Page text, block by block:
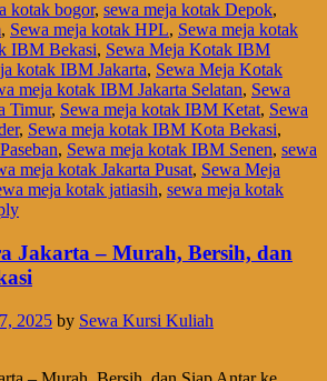
kotak bogor, sewa meja kotak Depok,
, Sewa meja kotak HPL, Sewa meja kotak
IBM Bekasi, Sewa Meja Kotak IBM
kotak IBM Jakarta, Sewa Meja Kotak
meja kotak IBM Jakarta Selatan, Sewa
Timur, Sewa meja kotak IBM Ketat, Sewa
, Sewa meja kotak IBM Kota Bekasi,
, Sewa meja kotak IBM Senen, sewa
meja kotak Jakarta Pusat, Sewa Meja
meja kotak jatiasih, sewa meja kotak
Jakarta – Murah, Bersih, dan
2025 by Sewa Kursi Kuliah